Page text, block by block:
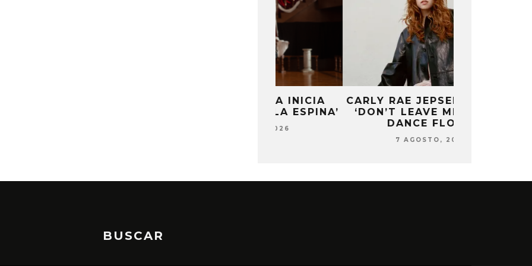
CARLY RAE JEPSEN PUBLICA
‘DON’T LEAVE ME ON THE
DANCE FLOOR’
7 AGOSTO, 2026
BUSCAR